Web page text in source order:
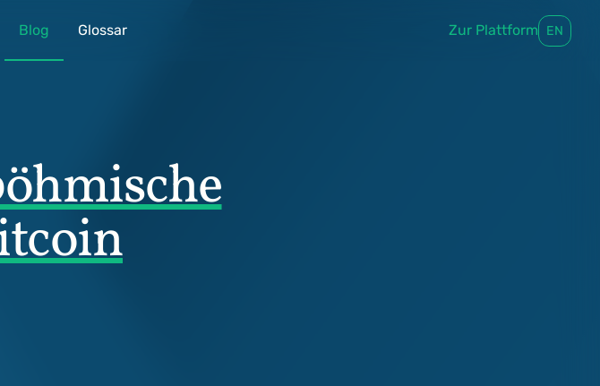
Blog Glossar Zur Plattform EN